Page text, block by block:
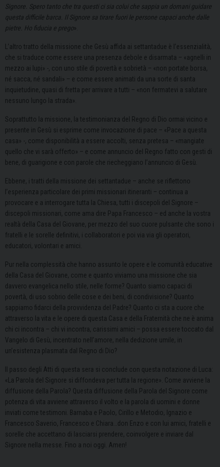
Signore. Spero tanto che tra questi ci sia colui che sappia un domani guidare
questa difficile barca. Il Signore sa tirare fuori le persone capaci anche dalle
pietre. Ho fiducia e prego».
L’altro tratto della missione che Gesù affida ai settantadue è l’essenzialità,
che si traduce come essere una presenza debole e disarmata – «agnelli in
mezzo ai lupi» -, con uno stile di povertà e sobrietà – «non portate borsa,
né sacca, né sandali» – e come essere animati da una sorte di santa
inquietudine, quasi di fretta per arrivare a tutti – «non fermatevi a salutare
nessuno lungo la strada».
Soprattutto la missione, la testimonianza del Regno di Dio ormai vicino e
presente in Gesù si esprime come invocazione di pace – «Pace a questa
casa» -, come disponibilità a essere accolti, senza pretesa – «mangiate
quello che vi sarà offerto» – e come annuncio del Regno fatto con gesti di
bene, di guarigione e con parole che riecheggiano l’annuncio di Gesù.
Ebbene, i tratti della missione dei settantadue – anche se riflettono
l’esperienza particolare dei primi missionari itineranti – continua a
provocare e a interrogare tutta la Chiesa, tutti i discepoli del Signore –
discepoli missionari, come ama dire Papa Francesco – ed anche la vostra
realtà della Casa del Giovane, per mezzo del suo cuore pulsante che sono i
fratelli e le sorelle definitivi, i collaboratori e poi via via gli operatori,
educatori, volontari e amici.
Pur nella complessità che hanno assunto le opere e le comunità educative
della Casa del Giovane, come e quanto viviamo una missione che sia
davvero evangelica nello stile, nelle forme? Quanto siamo capaci di
povertà, di uso sobrio delle cose e dei beni, di condivisione? Quanto
sappiamo fidarci della provvidenza del Padre? Quanto ci sta a cuore che
attraverso la vita e le opere di questa Casa e della Fraternità che ne è anima
chi ci incontra – chi vi incontra, carissimi amici – possa essere toccato dal
Vangelo di Gesù, incentrato nell’amore, nella dedizione umile, in
un’esistenza plasmata dal Regno di Dio?
Il passo degli Atti di questa sera si conclude con questa notazione di Luca:
«La Parola del Signore si diffondeva per tutta la regione». Come avviene la
diffusione della Parola? Questa diffusione della Parola del Signore come
potenza di vita avviene attraverso il volto e la parola di uomini e donne
inviati come testimoni. Barnaba e Paolo, Cirillo e Metodio, Ignazio e
Francesco Saverio, Francesco e Chiara…don Enzo e con lui amici, fratelli e
sorelle che accettano di lasciarsi prendere, coinvolgere e inviare dal
Signore nella messe. Fino a noi oggi. Amen!